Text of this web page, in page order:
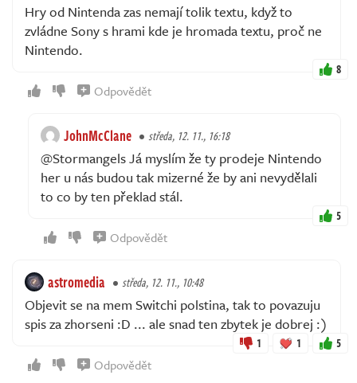
Hry od Nintenda zas nemají tolik textu, když to
zvládne Sony s hrami kde je hromada textu, proč ne
Nintendo.
8
Odpovědět
JohnMcClane středa, 12. 11., 16:18
@Stormangels Já myslím že ty prodeje Nintendo
her u nás budou tak mizerné že by ani nevydělali
to co by ten překlad stál.
5
Odpovědět
astromedia středa, 12. 11., 10:48
Objevit se na mem Switchi polstina, tak to povazuju
spis za zhorseni :D ... ale snad ten zbytek je dobrej :)
1 1 5
Odpovědět